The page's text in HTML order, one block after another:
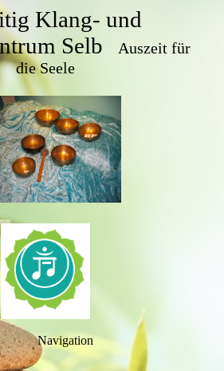
Klang- und
Selb Auszeit für
die Seele
Navigation